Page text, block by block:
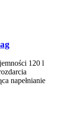
120 l
napełnianie